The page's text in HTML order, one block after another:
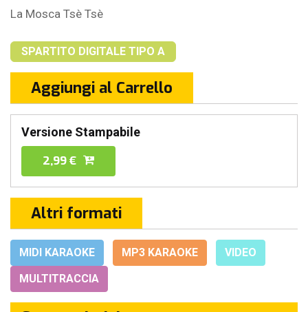
La Mosca Tsè Tsè
SPARTITO DIGITALE TIPO A
Aggiungi al Carrello
Versione Stampabile
2,99 €
Altri formati
MIDI KARAOKE MP3 KARAOKE
VIDEO
MULTITRACCIA